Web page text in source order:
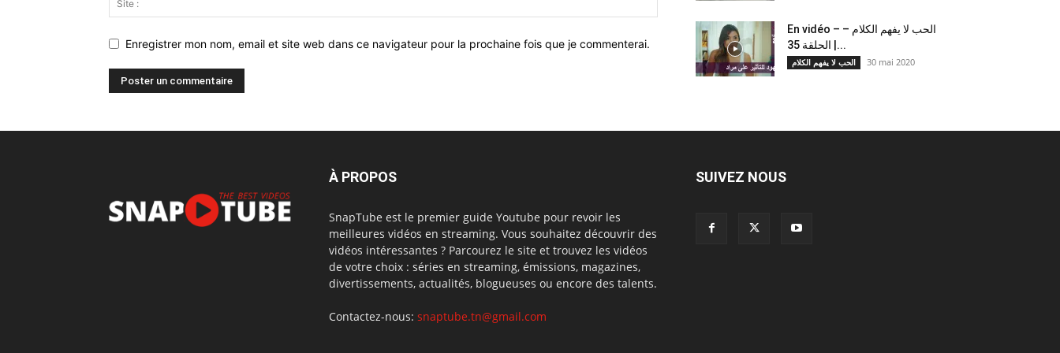
Enregistrer mon nom, email et site web dans ce navigateur pour la prochaine fois que je commenterai.
En vidéo – الحب لا يفهم الكلام –
الحلقة 35 |...
الحب لا يفهم الكلام 30 mai 2020
À PROPOS
SnapTube est le premier guide Youtube pour revoir les
meilleures vidéos en streaming. Vous souhaitez découvrir des
vidéos intéressantes ? Parcourez le site et trouvez les vidéos
de votre choix : séries en streaming, émissions, magazines,
divertissements, actualités, blogueuses ou encore des talents.
Contactez-nous: snaptube.tn@gmail.com
SUIVEZ NOUS